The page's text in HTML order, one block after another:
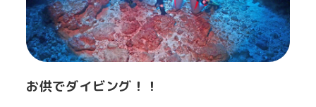
お供でダイビング！！